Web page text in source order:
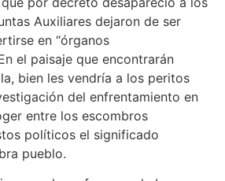
Auxiliares dejaron de ser
en “órganos
el paisaje que encontrarán
bien les vendría a los peritos
del enfrentamiento en
entre los escombros
políticos el significado
pueblo.